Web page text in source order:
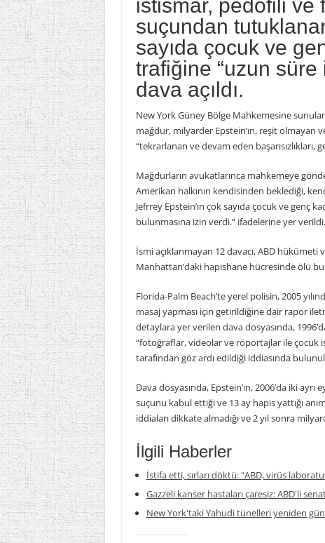
istismar, pedofili ve
suçundan
sayıda çocuk ve
trafiğine “uzun
dava açıldı.
New York Güney Bölge Mahkemesine
mağdur, milyarder Epstein’ın, reşit olmayan
“tekrarlanan ve devam eden başarısızlıkları,
Mağdurların avukatlarınca mahkemeye
Amerikan halkının kendisinden beklediği,
Jefrrey Epstein’ın çok sayıda çocuk ve genç
bulunmasına izin verdi.” ifadelerine yer verildi.
İsmi açıklanmayan 12 davacı, ABD hükümeti
Manhattan’daki hapishane hücresinde ölü
Florida-Palm Beach’te yerel polisin, 2005
masaj yapması için getirildiğine dair rapor
detaylara yer verilen dava dosyasında,
“fotoğraflar, videolar ve röportajlar ile çocuk
tarafından göz ardı edildiği iddiasında
Dava dosyasında, Epstein’ın, 2006’da iki
suçunu kabul ettiği ve 13 ay hapis yattığı
iddiaları dikkate almadığı ve 2 yıl sonra
İlgili Haberler
İstifa etti, sırları döktü: "ABD, virüs
Gazzeli kanser hastaları çaresiz: ABD'li
New York'taki Yahudi tünelleri yeniden